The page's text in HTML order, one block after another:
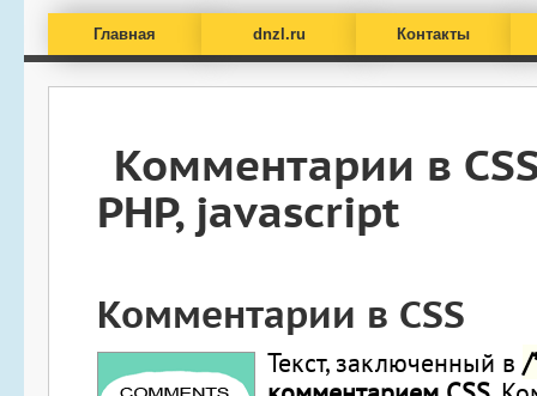
Главная dnzl.ru Контакты
Комментарии в
PHP, javascript
Комментарии в CSS
Текст, заключенный в /